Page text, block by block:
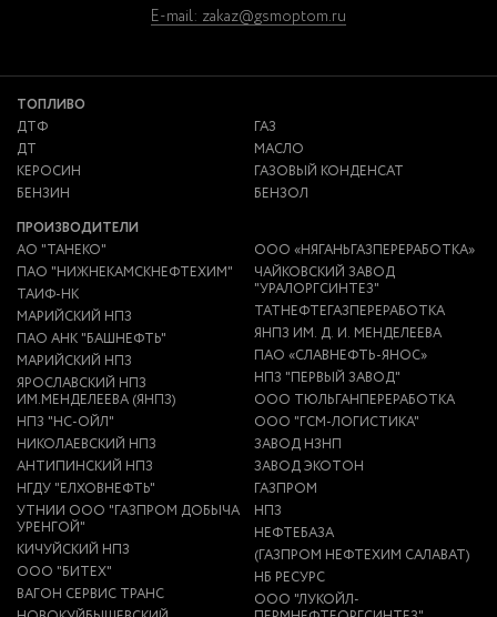
E-mail: zakaz@gsmoptom.ru
ТОПЛИВО
ДТФ
ДТ
КЕРОСИН
БЕНЗИН
ГАЗ
МАСЛО
ГАЗОВЫЙ КОНДЕНСАТ
БЕНЗОЛ
ПРОИЗВОДИТЕЛИ
АО "ТАНЕКО"
ПАО "НИЖНЕКАМСКНЕФТЕХИМ"
ТАИФ-НК
МАРИЙСКИЙ НПЗ
ПАО АНК "БАШНЕФТЬ"
МАРИЙСКИЙ НПЗ
ЯРОСЛАВСКИЙ НПЗ
ИМ.МЕНДЕЛЕЕВА (ЯНПЗ)
НПЗ "НС-ОЙЛ"
НИКОЛАЕВСКИЙ НПЗ
АНТИПИНСКИЙ НПЗ
НГДУ "ЕЛХОВНЕФТЬ"
УТНИИ ООО "ГАЗПРОМ ДОБЫЧА
УРЕНГОЙ"
КИЧУЙСКИЙ НПЗ
ООО "БИТЕХ"
ВАГОН СЕРВИС ТРАНС
ООО «НЯГАНЬГАЗПЕРЕРАБОТКА»
ЧАЙКОВСКИЙ ЗАВОД
"УРАЛОРГСИНТЕЗ"
ТАТНЕФТЕГАЗПЕРЕРАБОТКА
ЯНПЗ ИМ. Д. И. МЕНДЕЛЕЕВА
ПАО «СЛАВНЕФТЬ-ЯНОС»
НПЗ "ПЕРВЫЙ ЗАВОД"
ООО ТЮЛЬГАНПЕРЕРАБОТКА
ООО "ГСМ-ЛОГИСТИКА"
ЗАВОД НЗНП
ЗАВОД ЭКОТОН
ГАЗПРОМ
НПЗ
НЕФТЕБАЗА
(ГАЗПРОМ НЕФТЕХИМ САЛАВАТ)
НБ РЕСУРС
ООО "ЛУКОЙЛ-